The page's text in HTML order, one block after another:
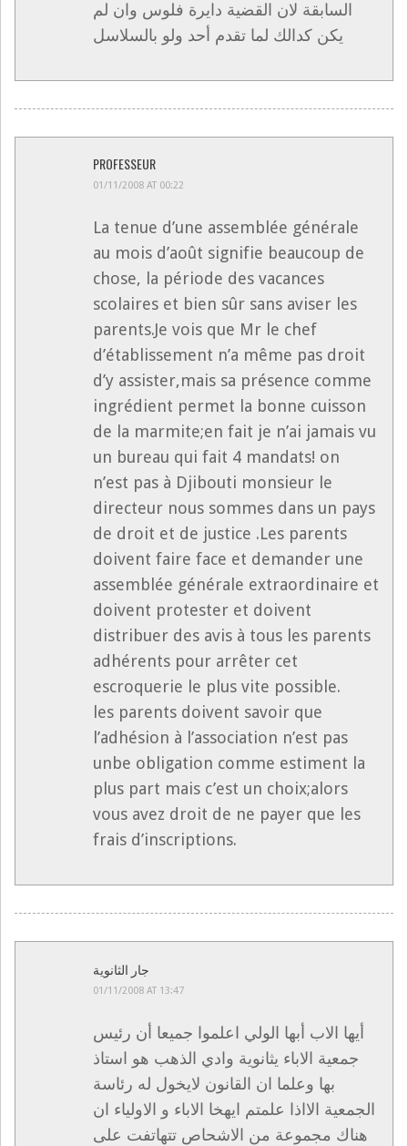
السابقة لان القضية دايرة فلوس وان لم
يكن كدالك لما تقدم أحد ولو بالسلاسل
PROFESSEUR
01/11/2008 AT 00:22
La tenue d’une assemblée générale
au mois d’août signifie beaucoup de
chose, la période des vacances
scolaires et bien sûr sans aviser les
parents.Je vois que Mr le chef
d’établissement n’a même pas droit
d’y assister,mais sa présence comme
ingrédient permet la bonne cuisson
de la marmite;en fait je n’ai jamais vu
un bureau qui fait 4 mandats! on
n’est pas à Djibouti monsieur le
directeur nous sommes dans un pays
de droit et de justice .Les parents
doivent faire face et demander une
assemblée générale extraordinaire et
doivent protester et doivent
distribuer des avis à tous les parents
adhérents pour arrêter cet
escroquerie le plus vite possible.
les parents doivent savoir que
l’adhésion à l’association n’est pas
unbe obligation comme estiment la
plus part mais c’est un choix;alors
vous avez droit de ne payer que les
frais d’inscriptions.
جار الثانوية
01/11/2008 AT 13:47
أيها الاب أبها الولي اعلموا جميعا أن رئيس
جمعية الاباء يثانوية وادي الذهب هو استاذ
بها وعلما ان القانون لايخول له رئاسة
الجمعية الااذا علمتم ايهخا الاباء و الاولياء ان
هناك مجموعة من الاشحاص تتهاتفت على